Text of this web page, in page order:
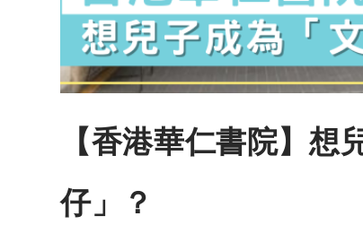
【香港華仁書院】
仔」？